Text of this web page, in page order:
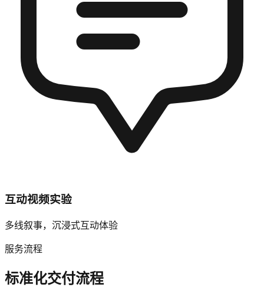
互动视频实验
多线叙事，沉浸式互动体验
服务流程
标准化交付流程